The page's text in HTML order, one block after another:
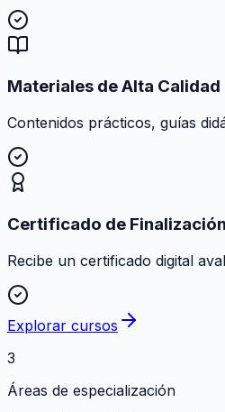
Materiales de Alta Calidad
Contenidos prácticos, guías
Certificado de Finalización
Recibe un certificado digital
Explorar cursos
3
Áreas de especialización